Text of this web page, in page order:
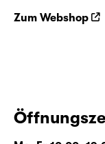
Zum Webshop